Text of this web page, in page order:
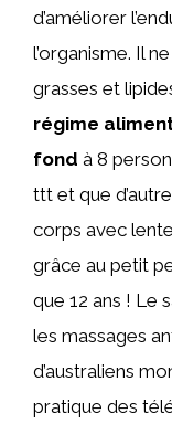
d’améliorer
l’organisme. Il
grasses et
régime
fond à 8
ttt et que
corps avec
grâce au petit
que 12 ans ! Le
les massages
d’australiens
pratique des